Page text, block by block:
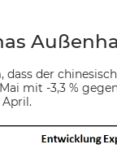
dass der
mit -3,3 %